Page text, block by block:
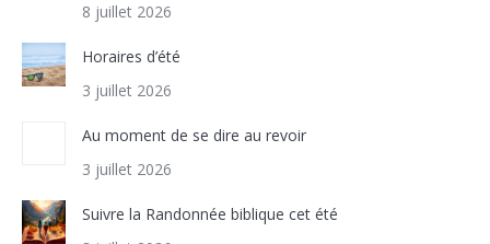
8 juillet 2026
Horaires d’été
3 juillet 2026
Au moment de se dire au revoir
3 juillet 2026
Suivre la Randonnée biblique cet été